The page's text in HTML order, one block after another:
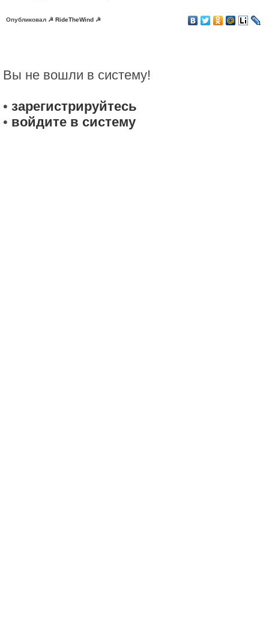
Опубликовал ☭ RideTheWind ☭
Вы не вошли в систему!
• зарегистрируйтесь
• войдите в систему